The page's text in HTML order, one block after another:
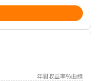
年間収益率%曲線